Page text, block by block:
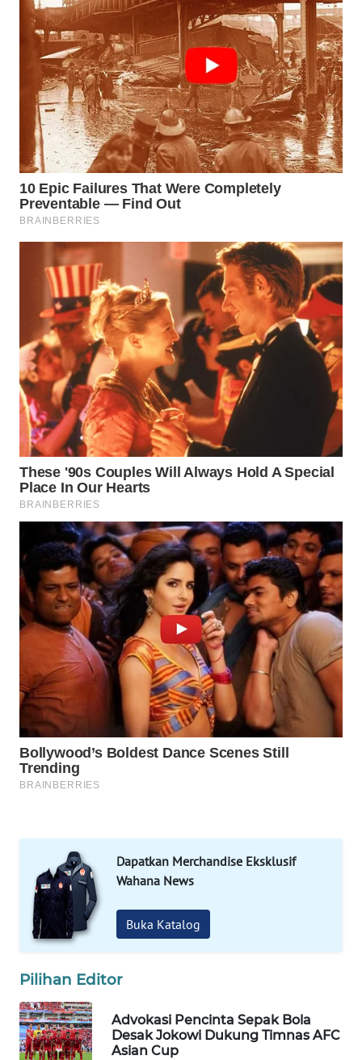
Dapatkan Merchandise Eksklusif
Wahana News
Buka Katalog
Pilihan Editor
Advokasi Pencinta Sepak Bola
Desak Jokowi Dukung Timnas AFC
Asian Cup
WN
PRIANGAN
TIMUR
WN
SEMARANG
WN
SOLO
WN
BOROBUDUR
WN
MADURA
WN
SURABAYA
WN
NATUNA
BINTAN
WN
MANDALIKA
WN
LIKUPANG
WN
LABUANBAJO
WN
BORNEO
Wahana
Media
Group
WAHANA
TANI
WAHANA
WAHANA
INFRASTRUKTUR